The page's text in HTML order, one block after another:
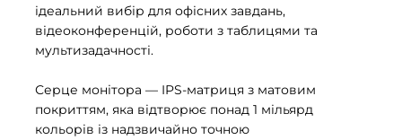
ідеальний вибір для офісних завдань,
відеоконференцій, роботи з таблицями та
мультизадачності.
Серце монітора — IPS-матриця з матовим
покриттям, яка відтворює понад 1 мільярд
кольорів із надзвичайно точною